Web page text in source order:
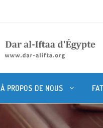
À PROPOS DE NOUS